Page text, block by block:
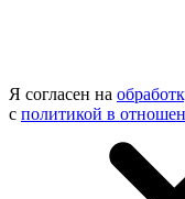
Я согласен на
с политикой в